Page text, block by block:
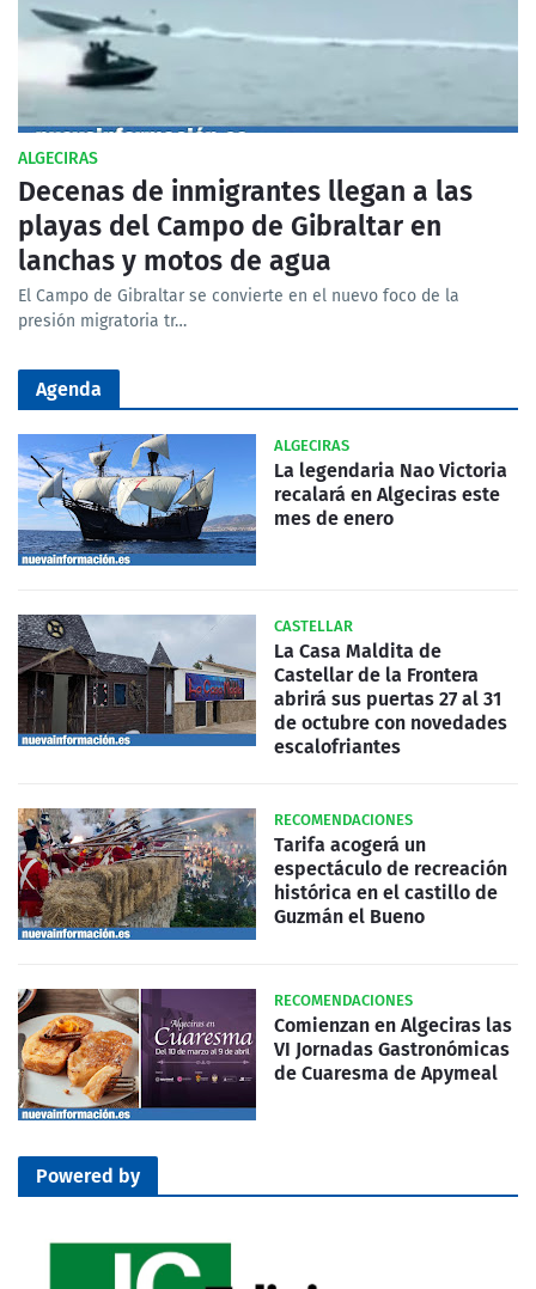
ALGECIRAS
Decenas de inmigrantes llegan a las
playas del Campo de Gibraltar en
lanchas y motos de agua
El Campo de Gibraltar se convierte en el nuevo foco de la
presión migratoria tr…
Agenda
ALGECIRAS
La legendaria Nao Victoria
recalará en Algeciras este
mes de enero
CASTELLAR
La Casa Maldita de
Castellar de la Frontera
abrirá sus puertas 27 al 31
de octubre con novedades
escalofriantes
RECOMENDACIONES
Tarifa acogerá un
espectáculo de recreación
histórica en el castillo de
Guzmán el Bueno
RECOMENDACIONES
Comienzan en Algeciras las
VI Jornadas Gastronómicas
de Cuaresma de Apymeal
Powered by